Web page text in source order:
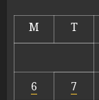
M T
6
7